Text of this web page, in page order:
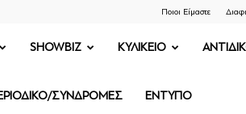
Ποιοι Είμαστε
SHOWBIZ ΚΥΛΙΚΕΙΟ
ΣΥΝΔΡΟΜΕΣ ΕΝΤΥΠΟ